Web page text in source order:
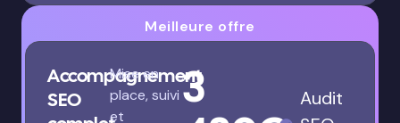
Meilleure offre
Accompagnement
SEO
Mise en
place, suivi
et
3
Audit